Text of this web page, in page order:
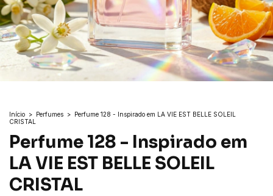
Início > Perfumes > Perfume 128 - Inspirado em LA VIE EST BELLE SOLEIL
CRISTAL
Perfume 128 - Inspirado em
LA VIE EST BELLE SOLEIL
CRISTAL